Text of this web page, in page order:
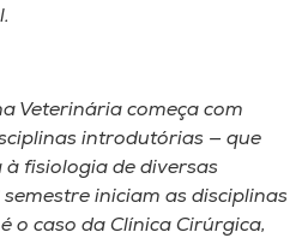
Veterinária começa com
introdutórias — que
fisiologia de diversas
iniciam as disciplinas
o caso da Clínica Cirúrgica,